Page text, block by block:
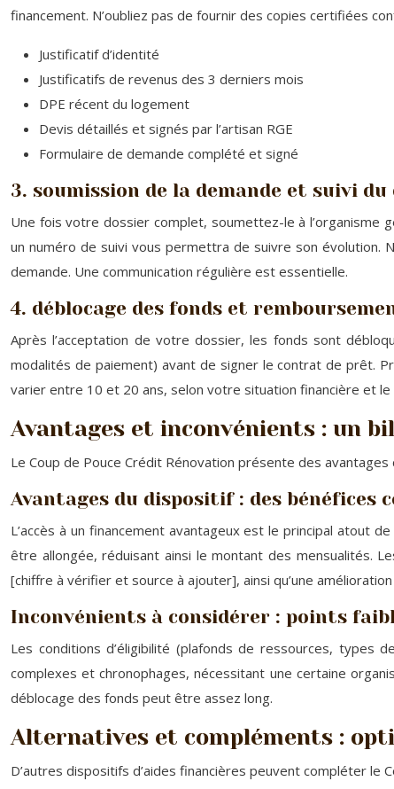
financement. N’oubliez pas de fournir des copies certifiées
Justificatif d’identité
Justificatifs de revenus des 3 derniers mois
DPE récent du logement
Devis détaillés et signés par l’artisan RGE
Formulaire de demande complété et signé
3. soumission de la demande et suivi
Une fois votre dossier complet, soumettez-le à l’organisme
un numéro de suivi vous permettra de suivre son évolution.
demande. Une communication régulière est essentielle.
4. déblocage des fonds et
Après l’acceptation de votre dossier, les fonds sont
modalités de paiement) avant de signer le contrat de prêt.
varier entre 10 et 20 ans, selon votre situation financière et
Avantages et inconvénients : un
Le Coup de Pouce Crédit Rénovation présente des
Avantages du dispositif : des bénéfices
L’accès à un financement avantageux est le principal atout
être allongée, réduisant ainsi le montant des mensualités.
[chiffre à vérifier et source à ajouter], ainsi qu’une
Inconvénients à considérer : points
Les conditions d’éligibilité (plafonds de ressources, types
complexes et chronophages, nécessitant une certaine
déblocage des fonds peut être assez long.
Alternatives et compléments :
D’autres dispositifs d’aides financières peuvent compléter